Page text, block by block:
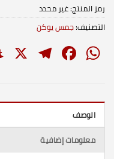
رمز المنتج:غير محدد
التصنيف:جمس يوكن
WhatsApp
X
الوصف
معلومات إضافية